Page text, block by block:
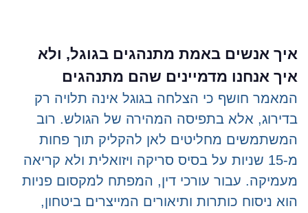
איך אנשים באמת מתנהגים בגוגל, ולא
איך אנחנו מדמיינים שהם מתנהגים
המאמר חושף כי הצלחה בגוגל אינה תלויה רק
בדירוג, אלא בתפיסה המהירה של הגולש. רוב
המשתמשים מחליטים לאן להקליק תוך פחות
מ-15 שניות על בסיס סריקה ויזואלית ולא קריאה
מעמיקה. עבור עורכי דין, המפתח למקסום פניות
הוא ניסוח כותרות ותיאורים המייצרים ביטחון,